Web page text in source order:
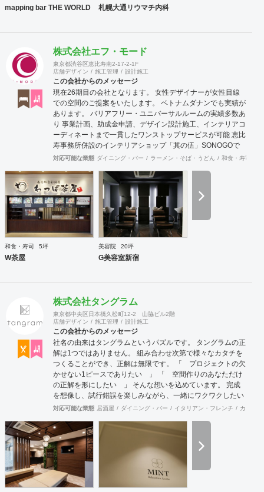
mapping bar THE WORLD 札幌大通リウマチ内科
株式会社エフ・モード
東京都渋谷区恵比寿南2-17-2-1F
店舗デザイン
施工管理 設計施工
この会社からのメッセージ
現在26期目の会社となります。 女性デザイナーが女性目線
での空間のご提案をいたします。 ベトナムダナンでも実績が
あります。 バリアフリー・ユニバーサルルームの実績多数あ
り 事業計画、助成金申請、デザイン設計施工、インテリアコ
ーディネートまで一貫したワンストップサービスが可能 恵比
寿事務所併設のインテリアショップ「其の伍」SONOGOで
はオリジナル家具をはじめアンティーク骨董家具の販売もし
対応可能な業態 ダイニング・バー ラーメン・そば・うどん 和食・寿司
和食・寿司 5坪
W茶屋
美容院 20坪
G美容室新宿
株式会社タングラム
東京都中央区日本橋久松町12-2 山脇ビル2階
店舗デザイン
施工管理 設計施工
この会社からのメッセージ
社名の由来はタングラムというパズルです。 タングラムの正
解は1つではありません。 組み合わせ次第で様々なカタチを
つくることができ、正解は無限です。 「 プロジェクトの欠
かせない1ピースでありたい 」 「 空間作りのあなただけ
の正解を形にしたい 」 そんな想いを込めています。 完成
を想像し、試行錯誤を楽しみながら、 ​一緒にワクワクしたい
と思っています。
対応可能な業態 居酒屋 ダイニング・バー イタリアン・フレンチ カフェ